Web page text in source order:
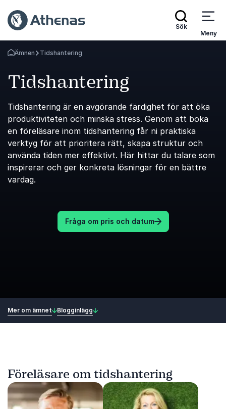
Sök
Meny
Gå tillbaka till startsidan
Ämnen Tidshantering
Tidshantering
Tidshantering är en avgörande färdighet för att öka
produktiviteten och minska stress. Genom att boka
en föreläsare inom tidshantering får ni praktiska
verktyg för att prioritera rätt, skapa struktur och
använda tiden mer effektivt. Här hittar du talare som
inspirerar och ger konkreta lösningar för en bättre
vardag.
Fråga om pris och datum
Mer om ämnet Blogginlägg
Föreläsare om tidshantering